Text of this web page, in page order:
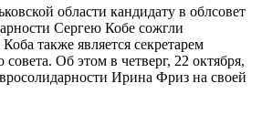
области кандидату в облсовет
Сергею Кобе сожгли
также является секретарем
совета. Об этом в четверг, 22 октября,
Ирина Фриз на своей